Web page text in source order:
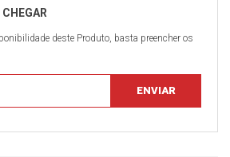
deste Produto, basta preencher os